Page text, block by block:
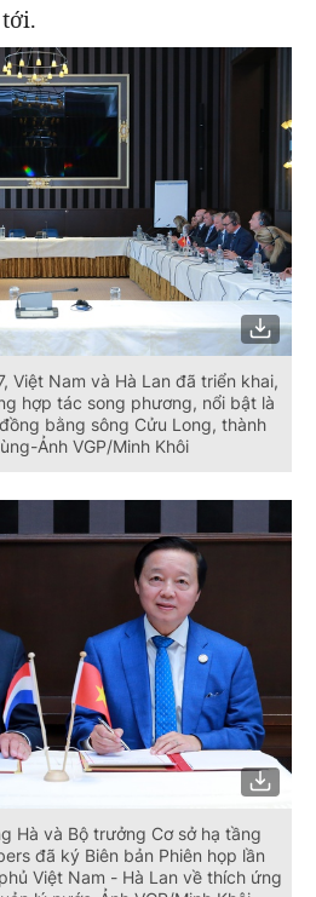
Việt Nam và Hà Lan đã triển khai,
hợp tác song phương, nổi bật là
bằng sông Cửu Long, thành
Ảnh VGP/Minh Khôi
Hà và Bộ trưởng Cơ sở hạ tầng
đã ký Biên bản Phiên họp lần
Việt Nam - Hà Lan về thích ứng